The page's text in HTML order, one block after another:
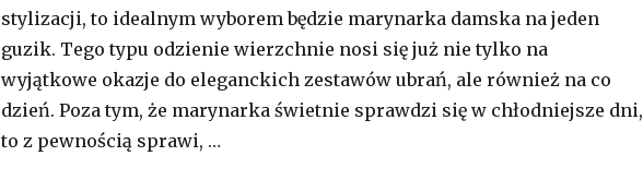
stylizacji, to idealnym wyborem będzie marynarka damska na jeden
guzik. Tego typu odzienie wierzchnie nosi się już nie tylko na
wyjątkowe okazje do eleganckich zestawów ubrań, ale również na co
dzień. Poza tym, że marynarka świetnie sprawdzi się w chłodniejsze dni,
to z pewnością sprawi, …